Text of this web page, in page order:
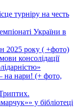
турніру на честь
України в
2025 року ( +фото)
консолідації
нари! (+ фото,
у бібліотеці